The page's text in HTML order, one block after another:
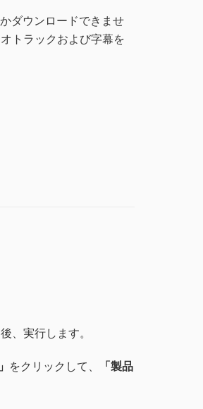
ダウンロードできませ
トラックおよび字幕を
、実行します。
をクリックして、 「製品